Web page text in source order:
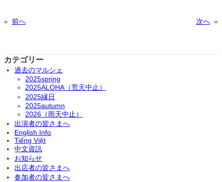
« 前へ 次へ »
カテゴリー
過去のマルシェ
2025spring
2025ALOHA（荒天中止）
2025縁日
2025autumn
2026（雨天中止）
出演者の皆さまへ
English Info
Tiếng Việt
中文資訊
お知らせ
出店者の皆さまへ
参加者の皆さまへ